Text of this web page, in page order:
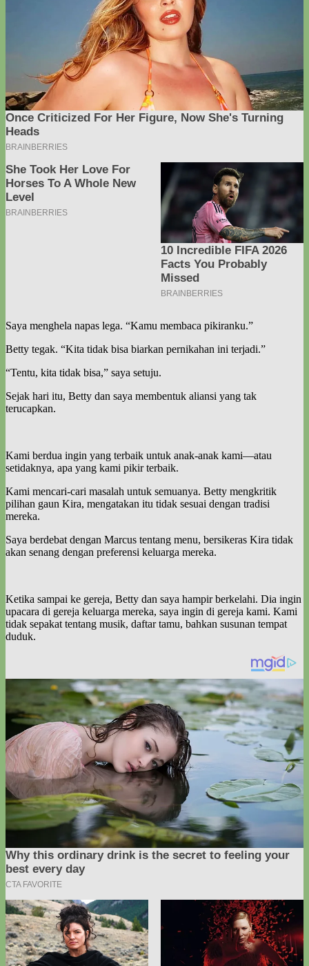
Saya menghela napas lega. “Kamu membaca pikiranku.”
Betty tegak. “Kita tidak bisa biarkan pernikahan ini terjadi.”
“Tentu, kita tidak bisa,” saya setuju.
Sejak hari itu, Betty dan saya membentuk aliansi yang tak
terucapkan.
Kami berdua ingin yang terbaik untuk anak-anak kami—atau
setidaknya, apa yang kami pikir terbaik.
Kami mencari-cari masalah untuk semuanya. Betty mengkritik
pilihan gaun Kira, mengatakan itu tidak sesuai dengan tradisi
mereka.
Saya berdebat dengan Marcus tentang menu, bersikeras Kira tidak
akan senang dengan preferensi keluarga mereka.
Ketika sampai ke gereja, Betty dan saya hampir berkelahi. Dia ingin
upacara di gereja keluarga mereka, saya ingin di gereja kami. Kami
tidak sepakat tentang musik, daftar tamu, bahkan susunan tempat
duduk.